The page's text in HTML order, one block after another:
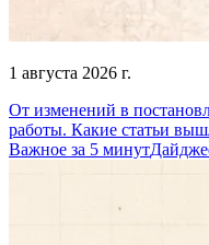
1 августа 2026 г.
От изменений в
работы. Какие статьи
Важное за 5 минут